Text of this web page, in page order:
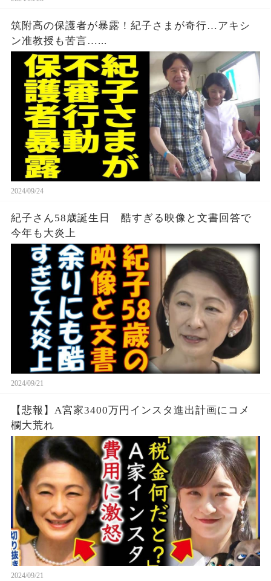
筑附高の保護者が暴露！紀子さまが奇行…アキシ
ン准教授も苦言…...
2024/09/24
紀子さん58歳誕生日 酷すぎる映像と文書回答で
今年も大炎上
2024/09/21
【悲報】A宮家3400万円インスタ進出計画にコメ
欄大荒れ
2024/09/21